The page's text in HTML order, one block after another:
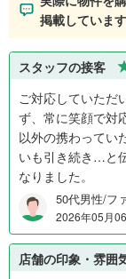
掲載しています
スタッフの接客
ご対応していただ
ず、常に笑顔で対
以外の携わってい
いも引き続き…と
なりました。
50代男性/フ
2026年05月
店舗の印象・雰囲